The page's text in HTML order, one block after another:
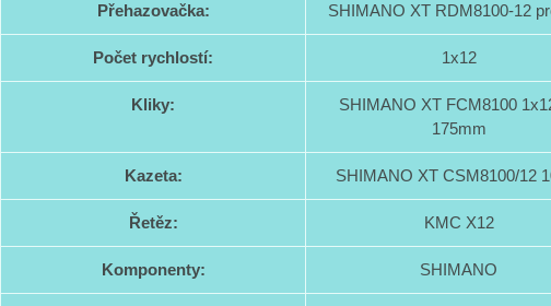
Přehazovačka: SHIMANO XT RDM8100-12
Počet rychlostí: 1x12
Kliky:
SHIMANO XT FCM8100
175mm
Kazeta: SHIMANO XT CSM8100/12
Řetěz: KMC X12
Komponenty: SHIMANO